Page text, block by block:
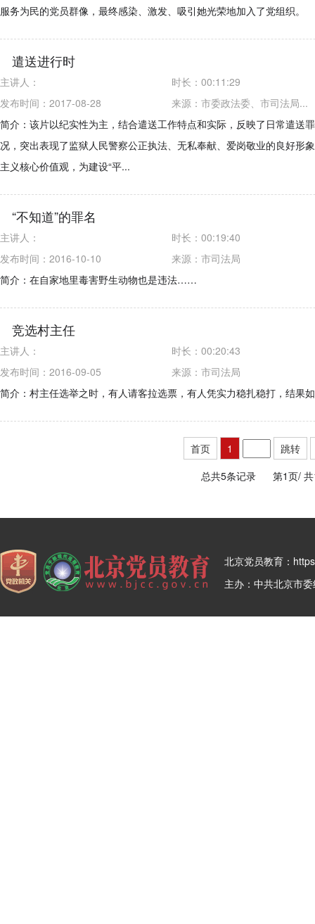
服务为民的党员群像，最终感染、激发、吸引她光荣地加入了党组织。
遣送进行时
主讲人： 时长： 00:11:29
发布时间：2017-08-28
来源： 市委政法委、市司法局...
简介：该片以纪实性为主，结合遣送工作特点和实际，反映了日常遣送
况，突出表现了监狱人民警察公正执法、无私奉献、爱岗敬业的良好形
主义核心价值观，为建设“平...
“不知道”的罪名
主讲人： 时长： 00:19:40
发布时间：2016-10-10
来源： 市司法局
简介：在自家地里毒害野生动物也是违法……
竞选村主任
主讲人： 时长： 00:20:43
发布时间：2016-09-05
来源： 市司法局
简介：村主任选举之时，有人请客拉选票，有人凭实力稳扎稳打，结
首页 1
跳转
总共5条记录 第1页/
北京党员教育：
主办：中共北京市